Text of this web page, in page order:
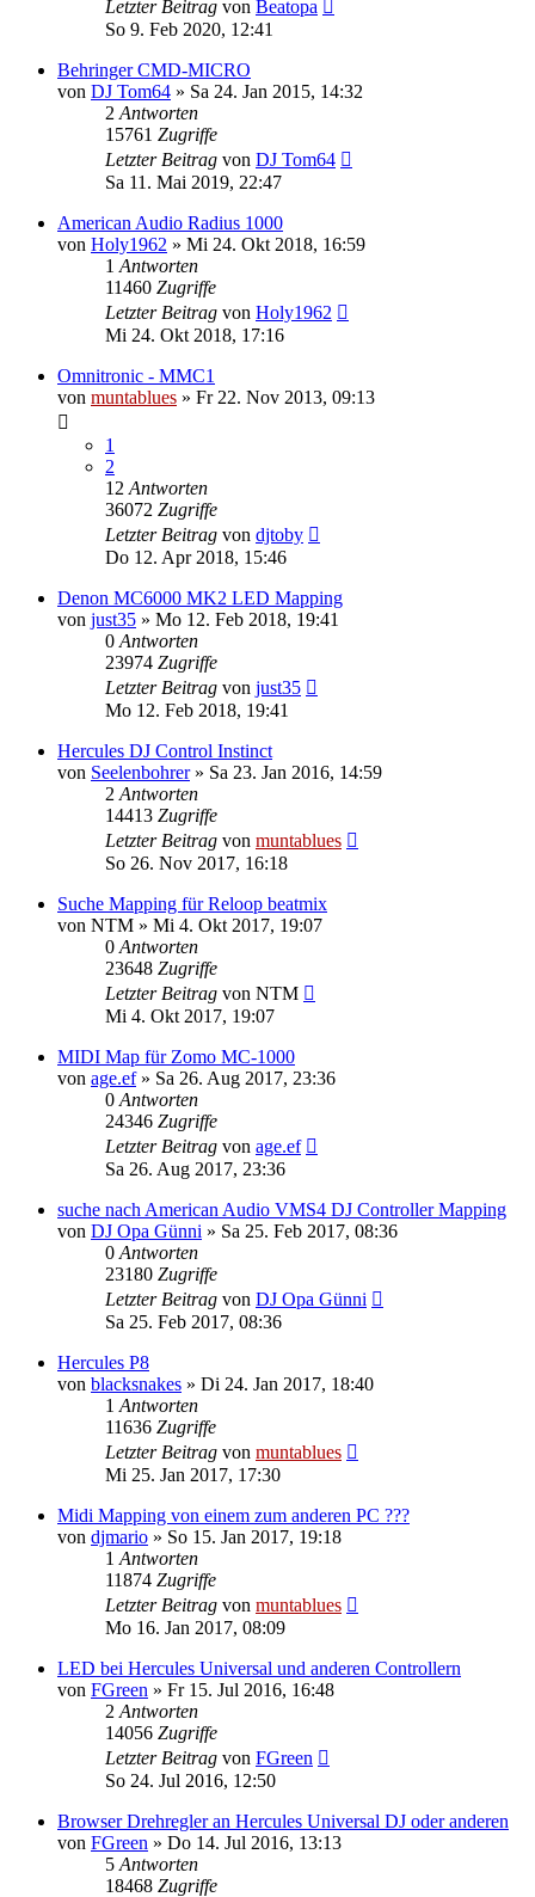
Letzter Beitrag von Beatopa
So 9. Feb 2020, 12:41
Behringer CMD-MICRO
von DJ Tom64 » Sa 24. Jan 2015, 14:32
2 Antworten
15761 Zugriffe
Letzter Beitrag von DJ Tom64
Sa 11. Mai 2019, 22:47
American Audio Radius 1000
von Holy1962 » Mi 24. Okt 2018, 16:59
1 Antworten
11460 Zugriffe
Letzter Beitrag von Holy1962
Mi 24. Okt 2018, 17:16
Omnitronic - MMC1
von muntablues » Fr 22. Nov 2013, 09:13
1
2
12 Antworten
36072 Zugriffe
Letzter Beitrag von djtoby
Do 12. Apr 2018, 15:46
Denon MC6000 MK2 LED Mapping
von just35 » Mo 12. Feb 2018, 19:41
0 Antworten
23974 Zugriffe
Letzter Beitrag von just35
Mo 12. Feb 2018, 19:41
Hercules DJ Control Instinct
von Seelenbohrer» Sa 23. Jan 2016, 14:59
2 Antworten
14413 Zugriffe
Letzter Beitrag von muntablues
So 26. Nov 2017, 16:18
Suche Mapping für Reloop beatmix
von NTM » Mi 4. Okt 2017, 19:07
0 Antworten
23648 Zugriffe
Letzter Beitrag von NTM
Mi 4. Okt 2017, 19:07
MIDI Map für Zomo MC-1000
von age.ef» Sa 26. Aug 2017, 23:36
0 Antworten
24346 Zugriffe
Letzter Beitrag von age.ef
Sa 26. Aug 2017, 23:36
suche nach American Audio VMS4 DJ Controller Mapping
von DJ Opa Günni » Sa 25. Feb 2017, 08:36
0 Antworten
23180 Zugriffe
Letzter Beitrag von DJ Opa Günni
Sa 25. Feb 2017, 08:36
Hercules P8
von blacksnakes » Di 24. Jan 2017, 18:40
1 Antworten
11636 Zugriffe
Letzter Beitrag von muntablues
Mi 25. Jan 2017, 17:30
Midi Mapping von einem zum anderen PC ???
von djmario » So 15. Jan 2017, 19:18
1 Antworten
11874 Zugriffe
Letzter Beitrag von muntablues
Mo 16. Jan 2017, 08:09
LED bei Hercules Universal und anderen Controllern
von FGreen » Fr 15. Jul 2016, 16:48
2 Antworten
14056 Zugriffe
Letzter Beitrag von FGreen
So 24. Jul 2016, 12:50
Browser Drehregler an Hercules Universal DJ oder anderen
von FGreen » Do 14. Jul 2016, 13:13
5 Antworten
18468 Zugriffe